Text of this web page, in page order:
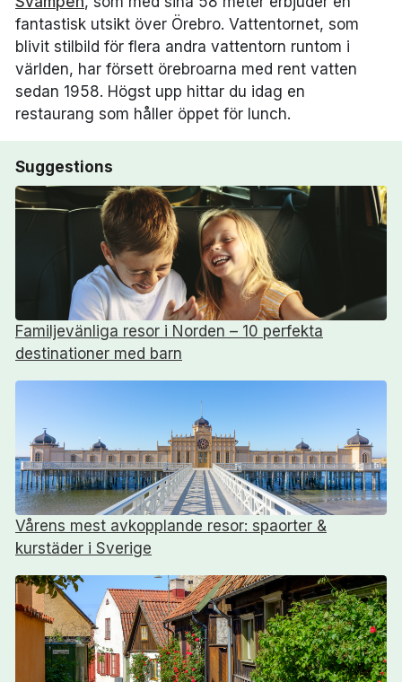
fantastisk utsikt över Örebro. Vattentornet, som
blivit stilbild för flera andra vattentorn runtom i
världen, har försett örebroarna med rent vatten
sedan 1958. Högst upp hittar du idag en
restaurang som håller öppet för lunch.
Suggestions
Familjevänliga resor i Norden – 10 perfekta
destinationer med barn
Vårens mest avkopplande resor: spaorter &
kurstäder i Sverige